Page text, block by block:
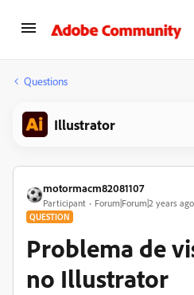
Questions
Illustrator
motormacm82081107
Participant Forum|Forum|2 years ago
QUESTION
Problema de
no Illustrator